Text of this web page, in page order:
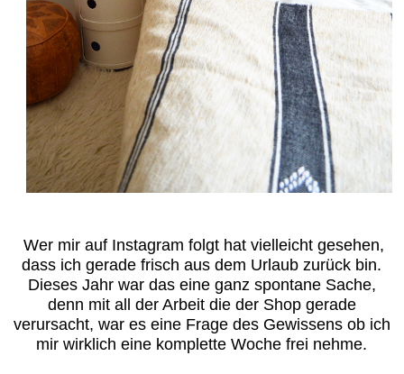
Wer mir auf Instagram folgt hat vielleicht gesehen,
dass ich gerade frisch aus dem Urlaub zurück bin.
Dieses Jahr war das eine ganz spontane Sache,
denn mit all der Arbeit die der Shop gerade
verursacht, war es eine Frage des Gewissens ob ich
mir wirklich eine komplette Woche frei nehme.